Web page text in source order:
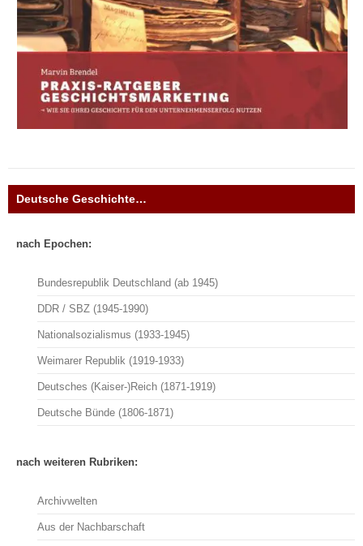
Deutsche Geschichte…
nach Epochen:
Bundesrepublik Deutschland (ab 1945)
DDR / SBZ (1945-1990)
Nationalsozialismus (1933-1945)
Weimarer Republik (1919-1933)
Deutsches (Kaiser-)Reich (1871-1919)
Deutsche Bünde (1806-1871)
nach weiteren Rubriken:
Archivwelten
Aus der Nachbarschaft